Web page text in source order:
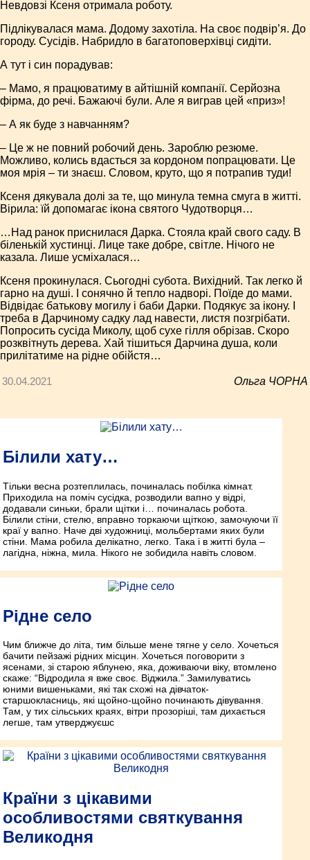
Невдовзі Ксеня отримала роботу.
Підлікувалася мама. Додому захотіла. На своє подвір’я. До
городу. Сусідів. Набридло в багатоповерхівці сидіти.
А тут і син порадував:
– Мамо, я працюватиму в айтішній компанії. Серйозна
фірма, до речі. Бажаючі були. Але я виграв цей «приз»!
– А як буде з навчанням?
– Це ж не повний робочий день. Зароблю резюме.
Можливо, колись вдасться за кордоном попрацювати. Це
моя мрія – ти знаєш. Словом, круто, що я потрапив туди!
Ксеня дякувала долі за те, що минула темна смуга в житті.
Вірила: їй допомагає ікона святого Чудотворця…
…Над ранок приснилася Дарка. Стояла край свого саду. В
біленькій хустинці. Лице таке добре, світле. Нічого не
казала. Лише усміхалася…
Ксеня прокинулася. Сьогодні субота. Вихідний. Так легко й
гарно на душі. І сонячно й тепло надворі. Поїде до мами.
Відвідає батькову могилу і баби Дарки. Подякує за ікону. І
треба в Дарчиному садку лад навести, листя позгрібати.
Попросить сусіда Миколу, щоб сухе гілля обрізав. Скоро
розквітнуть дерева. Хай тішиться Дарчина душа, коли
прилітатиме на рідне обійстя…
30.04.2021 Ольга ЧОРНА
Білили хату…
Тільки весна розтеплилась, починалась побілка кімнат.
Приходила на поміч сусідка, розводили вапно у відрі,
додавали синьки, брали щітки і… починалась робота.
Білили стіни, стелю, вправно торкаючи щіткою, замочуючи її
краї у вапно. Наче дві художниці, мольбертами яких були
стіни. Мама робила делікатно, легко. Така і в житті була –
лагідна, ніжна, мила. Нікого не зобидила навіть словом.
Рідне село
Чим ближче до літа, тим більше мене тягне у село. Хочеться
бачити пейзажі рідних місцин. Хочеться поговорити з
ясенами, зі старою яблунею, яка, доживаючи віку, втомлено
скаже: “Відродила я вже своє. Віджила.” Замилуватись
юними вишеньками, які так схожі на дівчаток-
старшокласниць, які щойно-щойно починають дівування.
Там, у тих сільських краях, вітри прозоріші, там дихається
легше, там утверджуєшс
Країни з цікавими
особливостями святкування
Великодня